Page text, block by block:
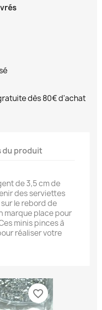
dès 80€ d'achat
du produit
de 3,5 cm de
des serviettes
le rebord de
marque place pour
minis pinces à
réaliser votre
favorite_border